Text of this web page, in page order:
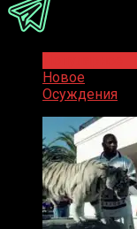
Новое
Осуждения